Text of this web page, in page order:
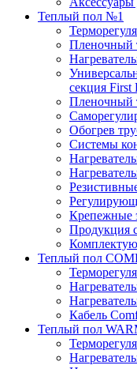
Теплый пол №1
Пленочный
секция
Пленочный
Обогрев
Системы
Крепежные
Продукция
Теплый пол
Кабель
Теплый пол